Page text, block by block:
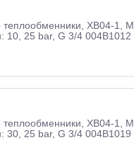
XB04-1,
10, 25 bar, G 3/4 004B1012
XB04-1,
30, 25 bar, G 3/4 004B1019